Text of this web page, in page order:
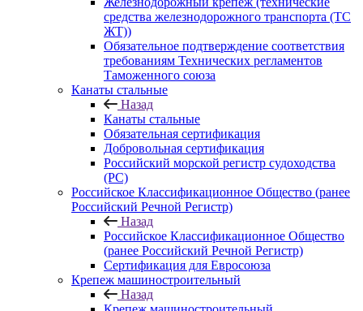
средства железнодорожного транспорта (ТС
ЖТ))
Обязательное подтверждение соответствия
требованиям Технических регламентов
Таможенного союза
Канаты стальные
Назад
Канаты стальные
Обязательная сертификация
Добровольная сертификация
Российский морской регистр судоходства
(РС)
Российское Классификационное Общество (ранее
Российский Речной Регистр)
Назад
Российское Классификационное Общество
(ранее Российский Речной Регистр)
Сертификация для Евросоюза
Крепеж машиностроительный
Назад